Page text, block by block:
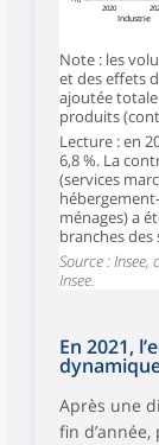
2020
Industrie
Note : les
et des effets
ajoutée
produits
Lecture : en
6,8 %. La
(services
ménages) a
branches des
Source :
Insee.
En 2021,
Après une
fin